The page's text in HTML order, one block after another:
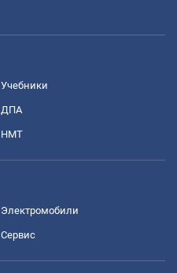
Учебники
ДПА
НМТ
Электромобили
Сервис